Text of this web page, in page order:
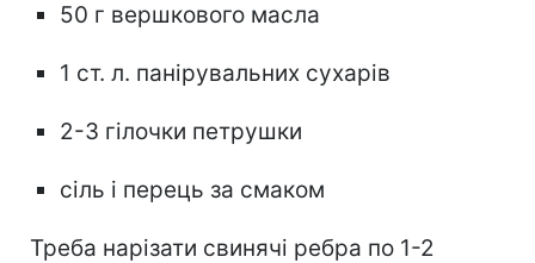
50 г вершкового масла
1 ст. л. панірувальних сухарів
2-3 гілочки петрушки
сіль і перець за смаком
Треба нарізати свинячі ребра по 1-2